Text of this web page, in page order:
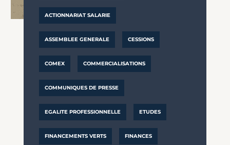
ACTIONNARIAT SALARIE
ASSEMBLEE GENERALE CESSIONS
COMEX COMMERCIALISATIONS
COMMUNIQUES DE PRESSE
EGALITE PROFESSIONNELLE ETUDES
FINANCEMENTS VERTS FINANCES